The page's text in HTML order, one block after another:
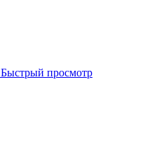
Быстрый просмотр